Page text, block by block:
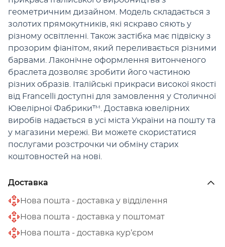
геометричним дизайном. Модель складається з
золотих прямокутників, які яскраво сяють у
різному освітленні. Також застібка має підвіску з
прозорим фіанітом, який переливається різними
барвами. Лаконічне оформлення витонченого
браслета дозволяє зробити його частиною
різних образів. Італійські прикраси високої якості
від Francelli доступні для замовлення у Столичної
Ювелірної Фабрики™. Доставка ювелірних
виробів надається в усі міста України на пошту та
у магазини мережі. Ви можете скористатися
послугами розстрочки чи обміну старих
коштовностей на нові.
Доставка
Нова пошта - доставка у відділення
Нова пошта - доставка у поштомат
Нова пошта - доставка кур’єром